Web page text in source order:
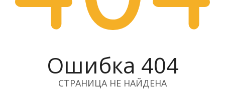
Ошибка 404
СТРАНИЦА НЕ НАЙДЕНА